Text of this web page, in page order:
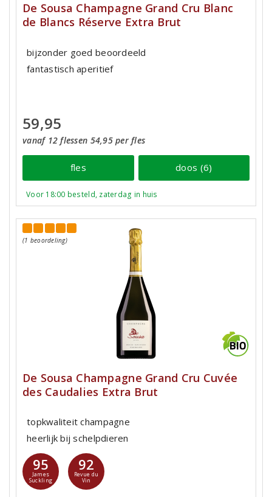
De Sousa Champagne Grand Cru Blanc
de Blancs Réserve Extra Brut
bijzonder goed beoordeeld
fantastisch aperitief
59,95
vanaf 12 flessen 54,95 per fles
fles doos (6)
Voor 18:00 besteld, zaterdag in huis
(1 beoordeling)
De Sousa Champagne Grand Cru Cuvée
des Caudalies Extra Brut
topkwaliteit champagne
heerlijk bij schelpdieren
95
James
Suckling
92
Revue du
Vin